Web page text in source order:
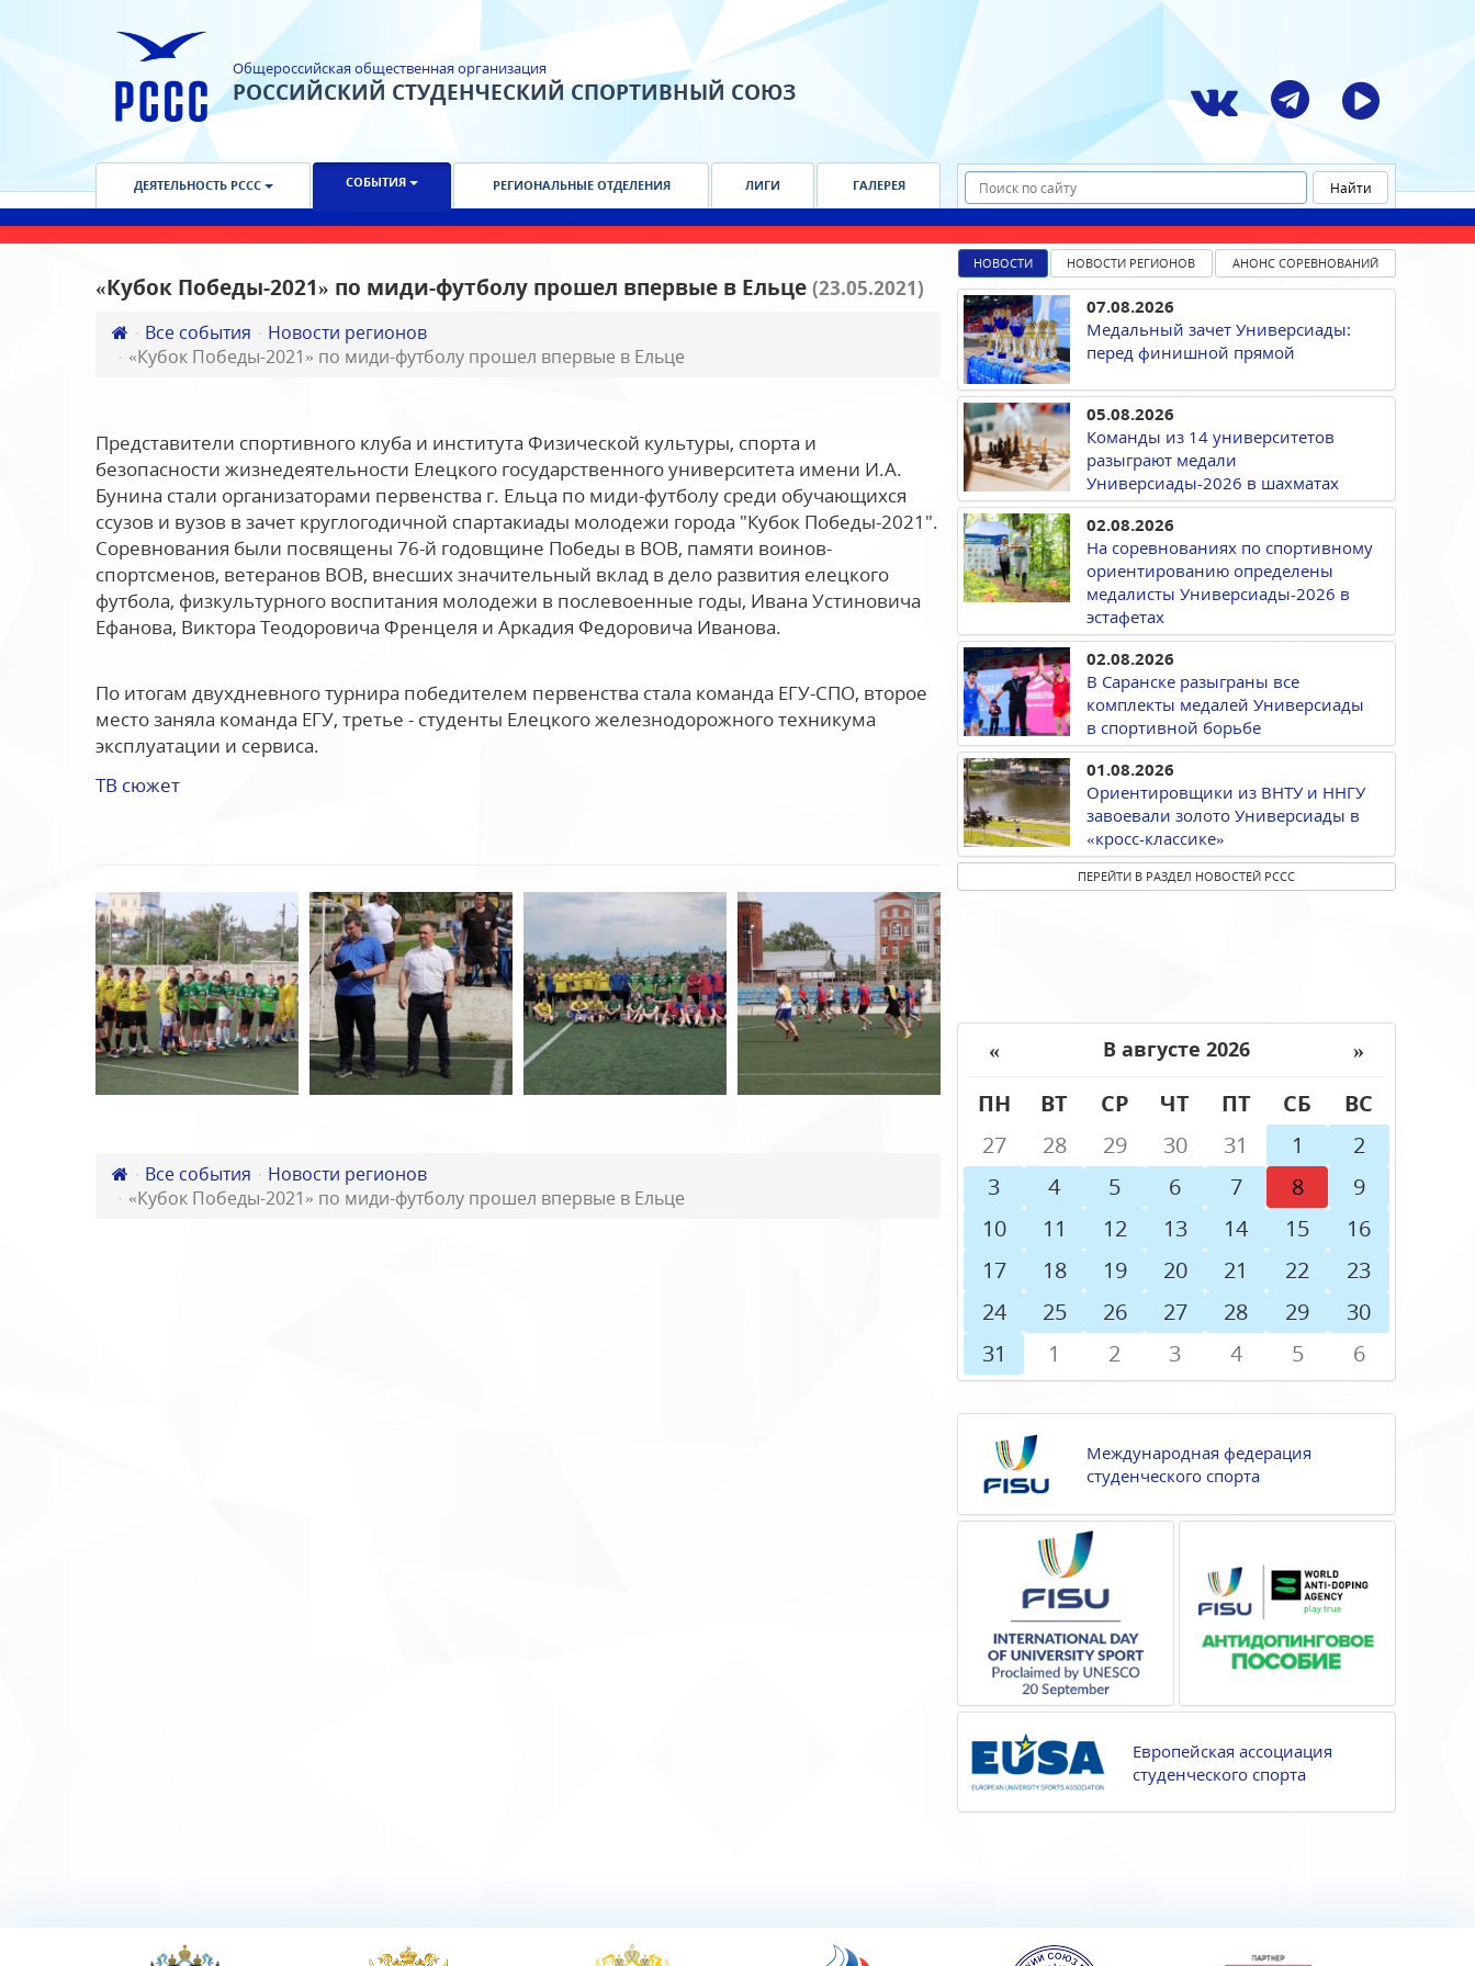
Общероссийская общественная организация
РОССИЙСКИЙ СТУДЕНЧЕСКИЙ СПОРТИВНЫЙ СОЮЗ
ДЕЯТЕЛЬНОСТЬ РССС СОБЫТИЯ РЕГИОНАЛЬНЫЕ ОТДЕЛЕНИЯ ЛИГИ ГАЛЕРЕЯ
«Кубок Победы-2021» по миди-футболу прошел впервые в Ельце (23.05.2021)
Все события
Новости регионов
«Кубок Победы-2021» по миди-футболу прошел впервые в Ельце
Представители спортивного клуба и института Физической культуры, спорта и
безопасности жизнедеятельности Елецкого государственного университета имени И.А.
Бунина стали организаторами первенства г. Ельца по миди-футболу среди обучающихся
ссузов и вузов в зачет круглогодичной спартакиады молодежи города "Кубок Победы-2021".
Соревнования были посвящены 76-й годовщине Победы в ВОВ, памяти воинов-
спортсменов, ветеранов ВОВ, внесших значительный вклад в дело развития елецкого
футбола, физкультурного воспитания молодежи в послевоенные годы, Ивана Устиновича
Ефанова, Виктора Теодоровича Френцеля и Аркадия Федоровича Иванова.
По итогам двухдневного турнира победителем первенства стала команда ЕГУ-СПО, второе
место заняла команда ЕГУ, третье - студенты Елецкого железнодорожного техникума
эксплуатации и сервиса.
ТВ сюжет
Все события
Новости регионов
«Кубок Победы-2021» по миди-футболу прошел впервые в Ельце
НОВОСТИ НОВОСТИ РЕГИОНОВ АНОНС СОРЕВНОВАНИЙ
07.08.2026
Медальный зачет Универсиады:
перед финишной прямой
05.08.2026
Команды из 14 университетов
разыграют медали
Универсиады-2026 в шахматах
02.08.2026
На соревнованиях по спортивному
ориентированию определены
медалисты Универсиады-2026 в
эстафетах
02.08.2026
В Саранске разыграны все
комплекты медалей Универсиады
в спортивной борьбе
01.08.2026
Ориентировщики из ВНТУ и ННГУ
завоевали золото Универсиады в
«кросс-классике»
ПЕРЕЙТИ В РАЗДЕЛ НОВОСТЕЙ РССС
« В августе 2026
»
ПН
ВТ СР ЧТ ПТ СБ
ВС
27
28 29 30 31 1
2
3
4 5 6 7 8
9
10
11 12 13 14 15
16
17
18 19 20 21 22
23
24
25 26 27 28 29
30
31
1 2 3 4 5 6
Международная федерация
студенческого спорта
Европейская ассоциация
студенческого спорта